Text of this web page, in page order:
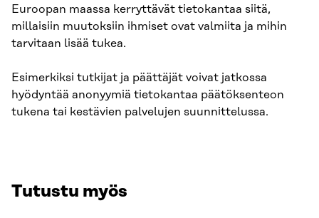
Euroopan maassa kerryttävät tietokantaa siitä,
millaisiin muutoksiin ihmiset ovat valmiita ja mihin
tarvitaan lisää tukea.
Esimerkiksi tutkijat ja päättäjät voivat jatkossa
hyödyntää anonyymiä tietokantaa päätöksenteon
tukena tai kestävien palvelujen suunnittelussa.
Tutustu myös